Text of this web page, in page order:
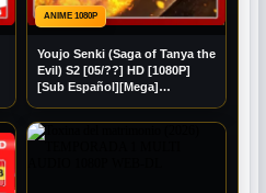
ANIME 1080P
Youjo Senki (Saga of Tanya the
Evil) S2 [05/??] HD [1080P]
[Sub Español][Mega]